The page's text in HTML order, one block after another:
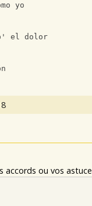
yo
el dolor
accords ou vos